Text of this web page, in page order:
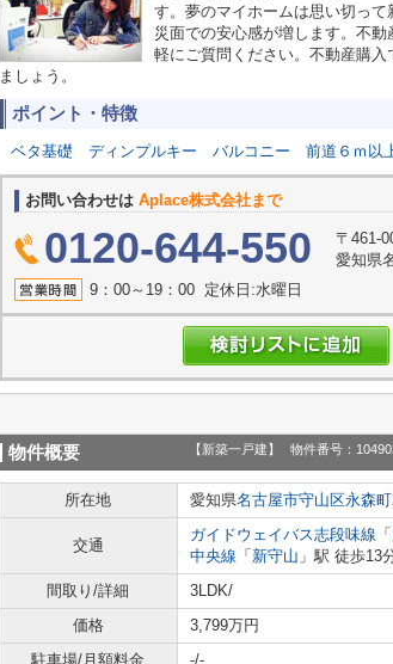
す。夢のマイホームは思い切っ
災面での安心感が増します。不
軽にご質問ください。不動産購
ましょう。
ポイント・特徴
ベタ基礎 ディンプルキー バルコニー 前道６ｍ以
お問い合わせは Aplace株式会社まで
0120-644-550
〒461-
愛知県
9：00～19：00 定休日:水曜日
物件概要 【新築一戸建】 物件番号：
所在地 愛知県名古屋市守山区永森町
交通
ガイドウェイバス志段味線 「
中央線 「 新守山 」駅 徒歩13
間取り/詳細
3LDK/
価格
3,799万円
駐車場/月額料金
-/-